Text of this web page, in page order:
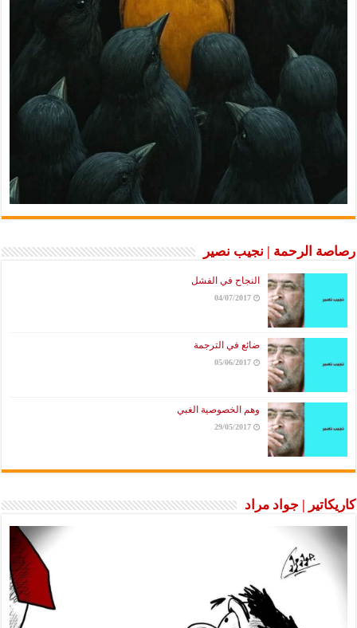
الرحمة | نجيب نصير
النجاح في الفشل
04/07/2017
ضائع في الترجمة
05/06/2017
وهم الخصوصية الغبي
29/05/2017
| جواد مراد